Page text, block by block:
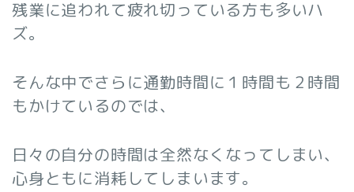
残業に追われて疲れ切っている方も多いハ
ズ。
そんな中でさらに通勤時間に１時間も２時間
もかけているのでは、
日々の自分の時間は全然なくなってしまい、
心身ともに消耗してしまいます。